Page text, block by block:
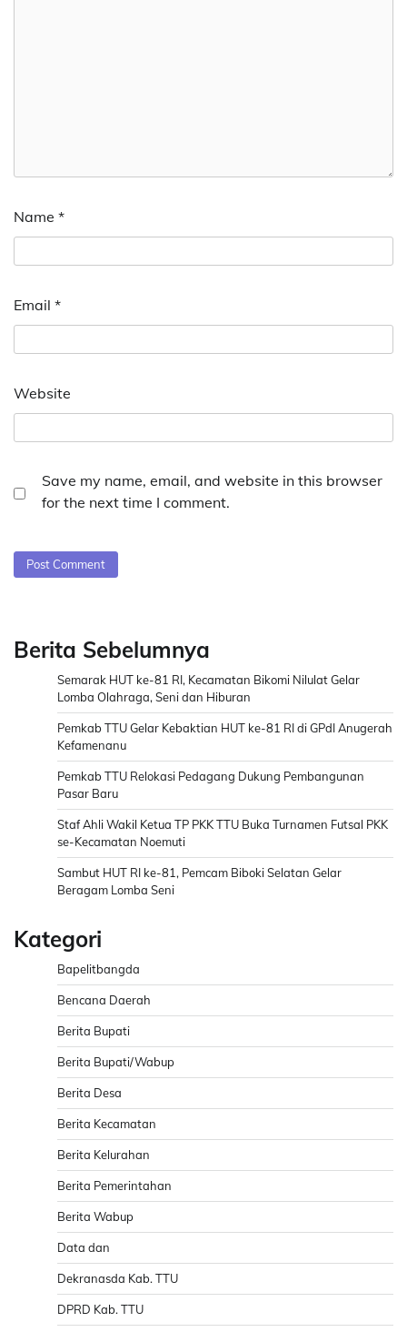
Name *
Email *
Website
Save my name, email, and website in this browser
for the next time I comment.
Berita Sebelumnya
Semarak HUT ke-81 RI, Kecamatan Bikomi Nilulat Gelar
Lomba Olahraga, Seni dan Hiburan
Pemkab TTU Gelar Kebaktian HUT ke-81 RI di GPdI Anugerah
Kefamenanu
Pemkab TTU Relokasi Pedagang Dukung Pembangunan
Pasar Baru
Staf Ahli Wakil Ketua TP PKK TTU Buka Turnamen Futsal PKK
se-Kecamatan Noemuti
Sambut HUT RI ke-81, Pemcam Biboki Selatan Gelar
Beragam Lomba Seni
Kategori
Bapelitbangda
Bencana Daerah
Berita Bupati
Berita Bupati/Wabup
Berita Desa
Berita Kecamatan
Berita Kelurahan
Berita Pemerintahan
Berita Wabup
Data dan
Dekranasda Kab. TTU
DPRD Kab. TTU